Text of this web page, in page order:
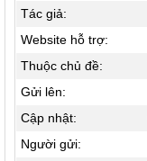
Tác giả:
Website hỗ trợ:
Thuộc chủ đề:
Gửi lên:
Cập nhật:
Người gửi: